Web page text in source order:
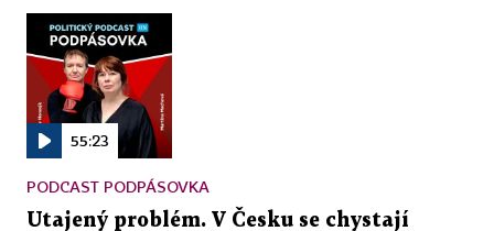
55:23
PODCAST PODPÁSOVKA
Utajený problém. V Česku se chystají